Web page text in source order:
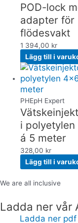
POD-lock
adapter för
flödesvakt
1 394,00 kr
Lägg till i
PHE­pH Expert
i
á 5 meter
328,00 kr
Lägg till i
We are all inclusive
Ladda ner vår
Ladda ner